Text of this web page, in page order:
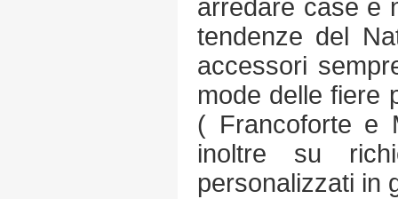
arredare case e
tendenze del
accessori
mode delle fiere
( Francoforte e
inoltre su
personalizzati in